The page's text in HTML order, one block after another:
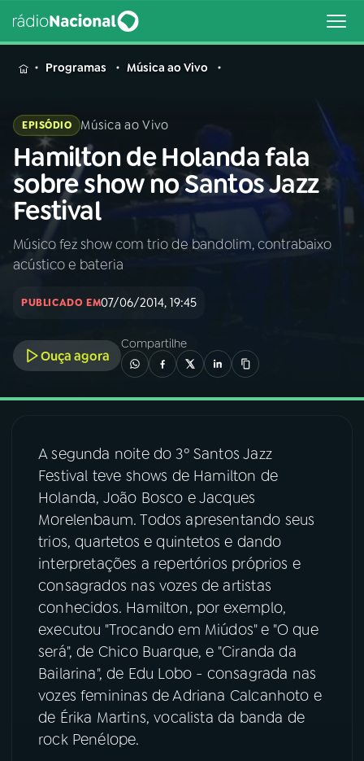
MENU
Buscar
na
Rádio
Nacional
Buscar
AO VIVO
INÍCIO
A RÁDIO
03PROGRAMAÇÃO
04PROGRAMAS
PODCASTS
06VIDEOCASTS
08FESTIVAL DE MÚSICA
ACOMPANHE A RÁDIO NACIONAL
Programas Música ao Vivo
EPISÓDIO Música ao Vivo
Hamilton de Holanda fala
sobre show no Santos Jazz
Festival
Músico fez show com trio de bandolim, contrabaixo
acústico e bateria
PUBLICADO EM07/06/2014, 19:45
Ouça agora
Compartilhe
A segunda noite do 3º Santos Jazz
Festival teve shows de Hamilton de
Holanda, João Bosco e Jacques
Morelenbaum. Todos apresentando seus
trios, quartetos e quintetos e dando
interpretações a repertórios próprios e
consagrados nas vozes de artistas
conhecidos. Hamilton, por exemplo,
executou "Trocando em Miúdos" e "O que
será", de Chico Buarque, e "Ciranda da
Bailarina", de Edu Lobo - consagrada nas
vozes femininas de Adriana Calcanhoto e
de Érika Martins, vocalista da banda de
rock Penélope.